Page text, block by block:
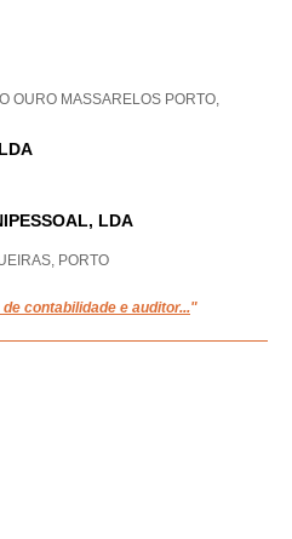
OURO MASSARELOS PORTO,
LDA
PORTO
contabilidade e auditor..."